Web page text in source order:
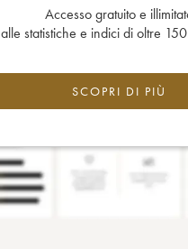
Accesso gratuito e
alle statistiche e indici di oltre
SCOPRI DI PIÙ